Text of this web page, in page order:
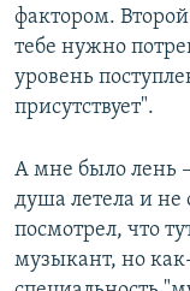
фактором.
тебе нужно
уровень
присутствует".
А мне было лень
душа летела и не
посмотрел, что
музыкант, но